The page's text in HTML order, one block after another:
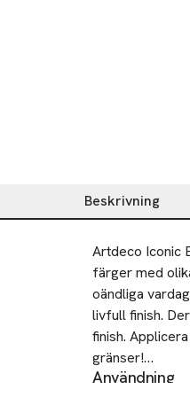
Beskrivning
Beskrivning
Artdeco Iconic
färger med
oändliga
livfull finish.
finish.
gränser!
Användning